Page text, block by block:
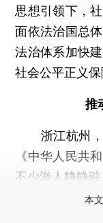
思想引领下，
面依法治国总
法治体系加快
社会公平正义保
推
浙江杭州，“
《中华人民共
不少游人静静驻
本